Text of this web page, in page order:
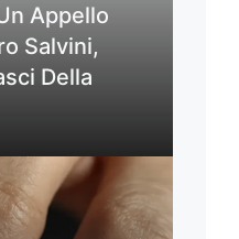
Appello
Salvini,
Della